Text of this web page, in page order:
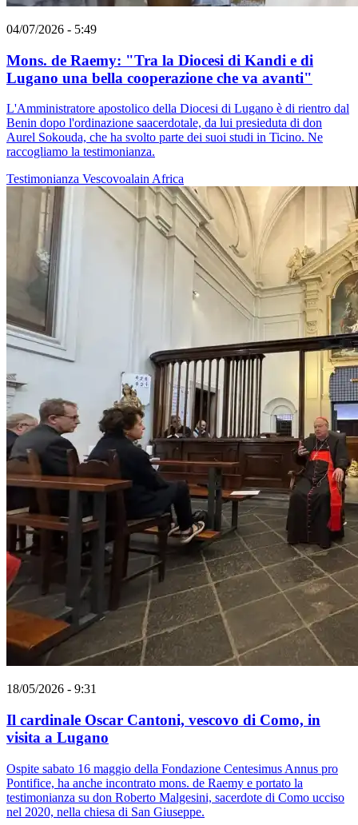
04/07/2026 - 5:49
Mons. de Raemy: "Tra la Diocesi di Kandi e di
Lugano una bella cooperazione che va avanti"
L'Amministratore apostolico della Diocesi di Lugano è di rientro dal
Benin dopo l'ordinazione saacerdotale, da lui presieduta di don
Aurel Sokouda, che ha svolto parte dei suoi studi in Ticino. Ne
raccogliamo la testimonianza.
Testimonianza VescovoalainAfrica
18/05/2026 - 9:31
Il cardinale Oscar Cantoni, vescovo di Como, in
visita a Lugano
Ospite sabato 16 maggio della Fondazione Centesimus Annus pro
Pontifice, ha anche incontrato mons. de Raemy e portato la
testimonianza su don Roberto Malgesini, sacerdote di Como ucciso
nel 2020, nella chiesa di San Giuseppe.